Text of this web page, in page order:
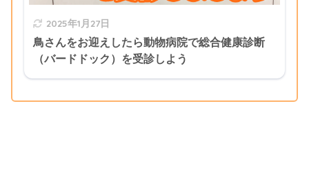
2025年1月27日
鳥さんをお迎えしたら動物病院で総合健康診断
（バードドック）を受診しよう